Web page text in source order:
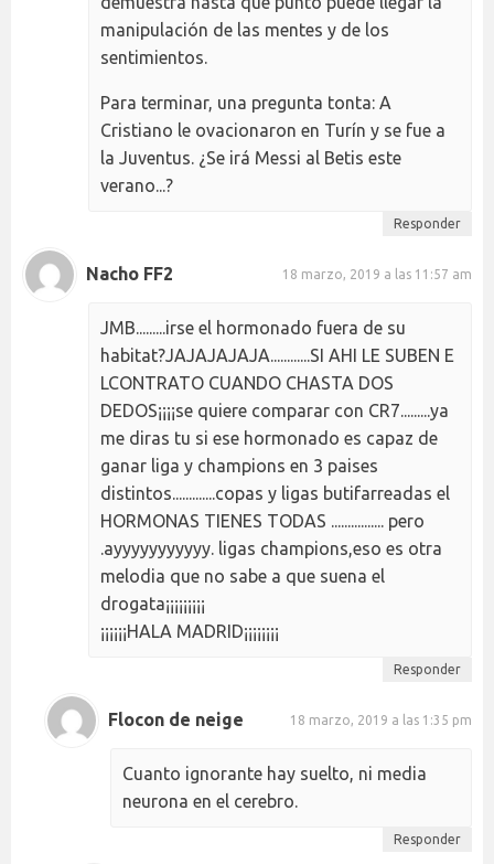
manipulación de las mentes y de los
sentimientos.
Para terminar, una pregunta tonta: A
Cristiano le ovacionaron en Turín y se fue a
la Juventus. ¿Se irá Messi al Betis este
verano...?
Responder
Nacho FF2 18 marzo, 2019 a las 11:57 am
JMB.........irse el hormonado fuera de su
habitat?JAJAJAJAJA............SI AHI LE SUBEN E
LCONTRATO CUANDO CHASTA DOS
DEDOS¡¡¡¡se quiere comparar con CR7.........ya
me diras tu si ese hormonado es capaz de
ganar liga y champions en 3 paises
distintos.............copas y ligas butifarreadas el
HORMONAS TIENES TODAS ................ pero
.ayyyyyyyyyyy. ligas champions,eso es otra
melodia que no sabe a que suena el
drogata¡¡¡¡¡¡¡¡¡
¡¡¡¡¡¡HALA MADRID¡¡¡¡¡¡¡¡
Responder
Flocon de neige 18 marzo, 2019 a las 1:35 pm
Cuanto ignorante hay suelto, ni media
neurona en el cerebro.
Responder